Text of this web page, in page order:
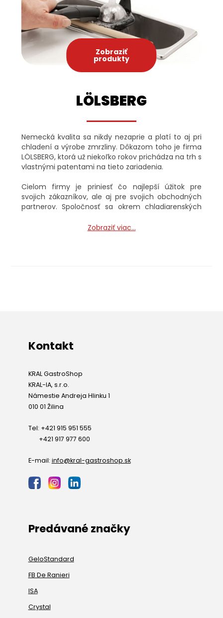
Zobraziť
produkty
LÖLSBERG
Nemecká kvalita sa nikdy nezaprie a platí to aj pri
chladení a výrobe zmrzliny. Dôkazom toho je firma
LÖLSBERG, ktorá už niekoľko rokov prichádza na trh s
vlastnými patentami na tieto zariadenia.
Cielom firmy je priniesť čo najlepší úžitok pre
svojich zákazníkov, ale aj pre svojich obchodných
partnerov. Spoločnosť sa okrem chladiarenských
iného firma vystupuje taktiež pod značkou ROBAND,
Zobraziť viac...
Kontakt
KRAL GastroShop
KRAL-IA, s.r.o.
Námestie Andreja Hlinku 1
010 01 Žilina
Tel: +421 915 951 555
+421 917 977 600
E-mail: info@kral-gastroshop.sk
Predávané značky
GeloStandard
FB De Ranieri
ISA
Crystal